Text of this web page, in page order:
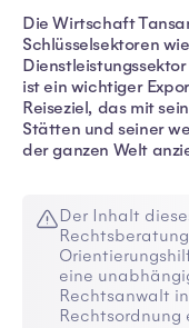
Die Wirtschaft
Schlüsselsektoren
ist ein wichtiger
Reiseziel, das mit
Stätten und seiner
der ganzen Welt
Der Inhalt
eine
Rechtsanwalt
Rechtsordnung